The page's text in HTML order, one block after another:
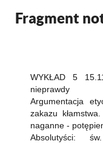
Fragment
WYKŁAD 5
nieprawdy
Argumentacja
zakazu
naganne -
Absolutyści: